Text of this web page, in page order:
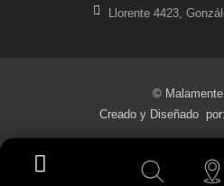
Llorente 4423,
©
Creado y Diseñado por: